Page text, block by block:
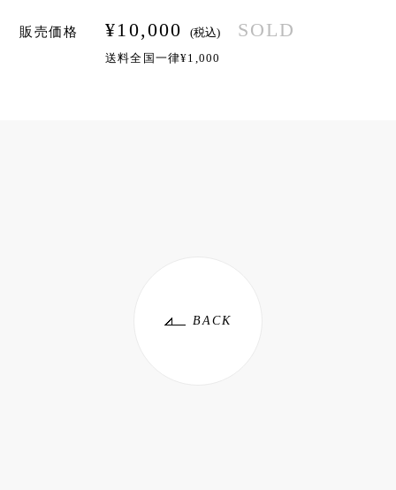
販売価格 ¥10,000 (税込) SOLD
送料全国一律¥1,000
BACK